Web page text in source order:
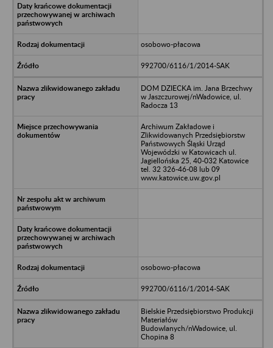
osobowo-płacowa
992700/6116/1/2014-SAK
DOM DZIECKA im. Jana Brzechwy
w Jaszczurowej/nWadowice, ul.
Radocza 13
Archiwum Zakładowe i
Zlikwidowanych Przedsiębiorstw
Państwowych Śląski Urząd
Wojewódzki w Katowicach ul.
Jagiellońska 25, 40-032 Katowice
tel. 32 326-46-08 lub 09
www.katowice.uw.gov.pl
osobowo-płacowa
992700/6116/1/2014-SAK
Bielskie Przedsiębiorstwo Produkcji
Materiałów
Budowlanych/nWadowice, ul.
Chopina 8